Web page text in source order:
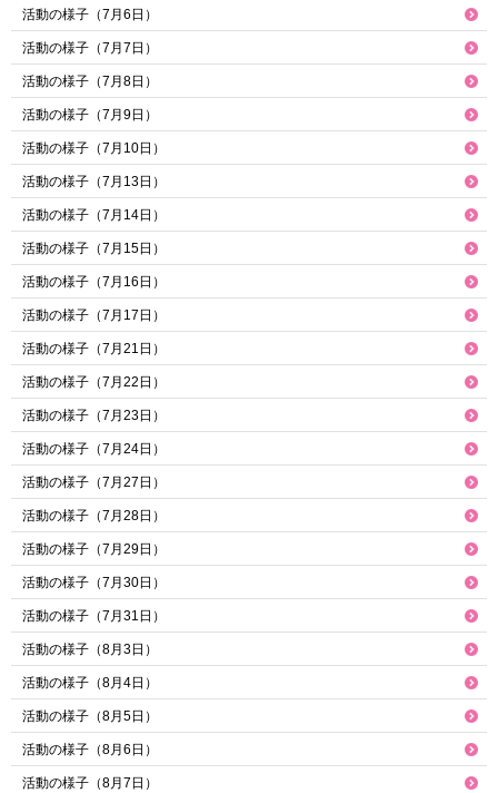
活動の様子（7月6日）
活動の様子（7月7日）
活動の様子（7月8日）
活動の様子（7月9日）
活動の様子（7月10日）
活動の様子（7月13日）
活動の様子（7月14日）
活動の様子（7月15日）
活動の様子（7月16日）
活動の様子（7月17日）
活動の様子（7月21日）
活動の様子（7月22日）
活動の様子（7月23日）
活動の様子（7月24日）
活動の様子（7月27日）
活動の様子（7月28日）
活動の様子（7月29日）
活動の様子（7月30日）
活動の様子（7月31日）
活動の様子（8月3日）
活動の様子（8月4日）
活動の様子（8月5日）
活動の様子（8月6日）
活動の様子（8月7日）